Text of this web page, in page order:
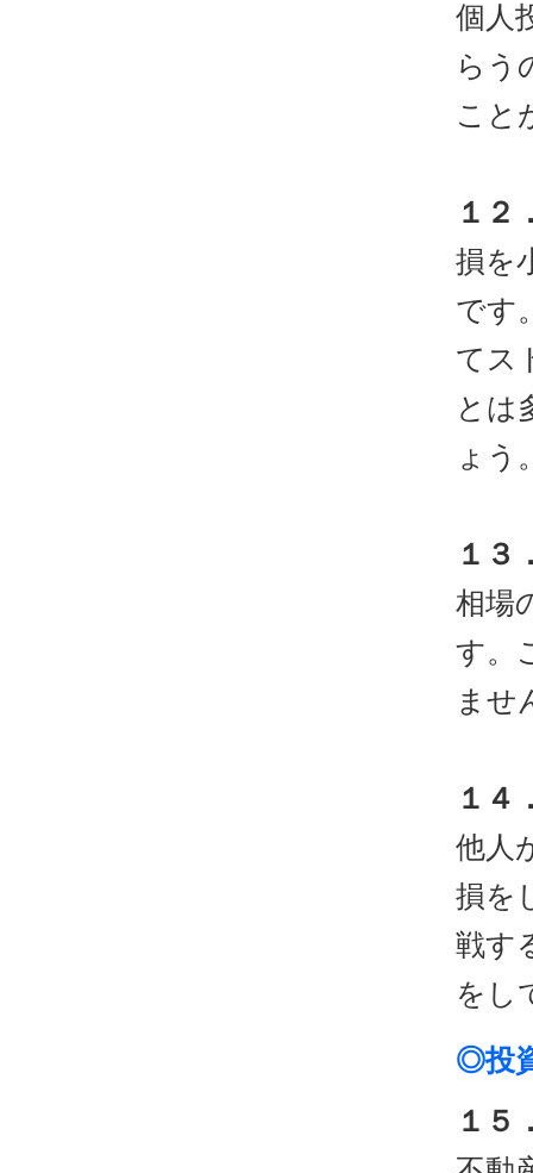
個人
らう
こと
１２
損を
です
てス
とは
ょう
１３
相場
す。
ませ
１４
他人
損を
戦す
をし
◎投
１５